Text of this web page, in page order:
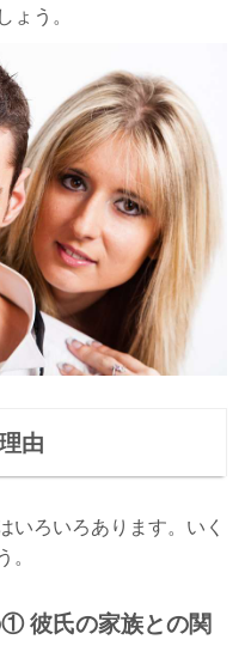
う。
由
いろいろあります。いく
彼氏の家族との関